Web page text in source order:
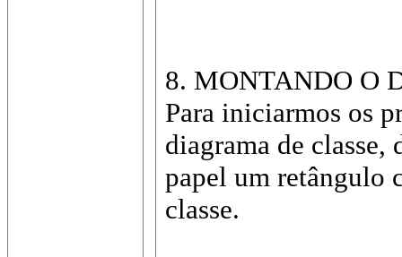
8. MONTANDO O
Para iniciarmos os
diagrama de classe,
papel um retângulo
classe.